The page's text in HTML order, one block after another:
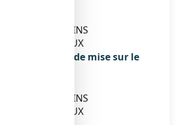
DESMOULINS
LES-MOULINEAUX
l’autorisation de mise sur le
DESMOULINS
LES-MOULINEAUX